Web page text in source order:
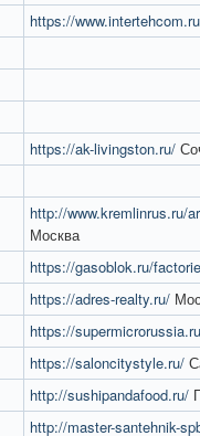
https://
https://ak-livingston.ru/
http://www.kremlinrus.ru/
Москва
https://gasoblok.ru/
https://adres-realty.ru/
https://
https://saloncitystyle.ru/
http://sushipandafood.ru/
http://master-santehnik-